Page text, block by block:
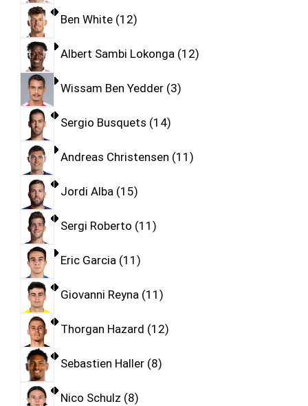
Ben White 12
Albert Sambi Lokonga 12
Wissam Ben Yedder 3
Sergio Busquets 14
Andreas Christensen 11
Jordi Alba 15
Sergi Roberto 11
Eric Garcia 11
Giovanni Reyna 11
Thorgan Hazard 12
Sebastien Haller 8
Nico Schulz 8